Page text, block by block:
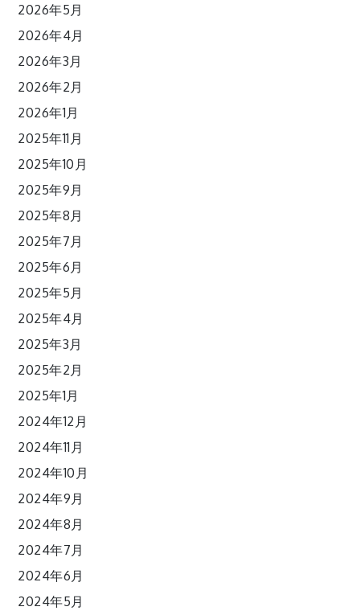
2026年5月
2026年4月
2026年3月
2026年2月
2026年1月
2025年11月
2025年10月
2025年9月
2025年8月
2025年7月
2025年6月
2025年5月
2025年4月
2025年3月
2025年2月
2025年1月
2024年12月
2024年11月
2024年10月
2024年9月
2024年8月
2024年7月
2024年6月
2024年5月